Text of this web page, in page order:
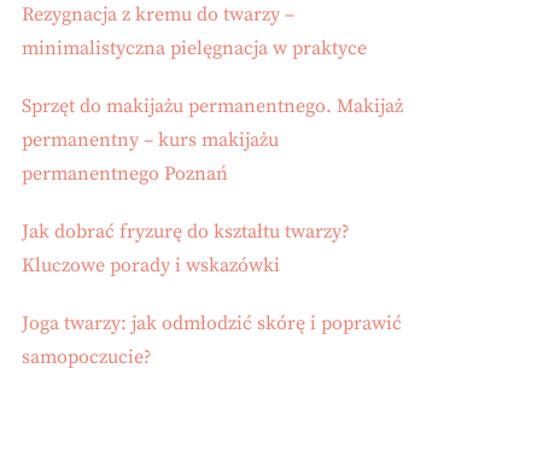
Rezygnacja z kremu do twarzy –
minimalistyczna pielęgnacja w praktyce
Sprzęt do makijażu permanentnego. Makijaż
permanentny – kurs makijażu
permanentnego Poznań
Jak dobrać fryzurę do kształtu twarzy?
Kluczowe porady i wskazówki
Joga twarzy: jak odmłodzić skórę i poprawić
samopoczucie?